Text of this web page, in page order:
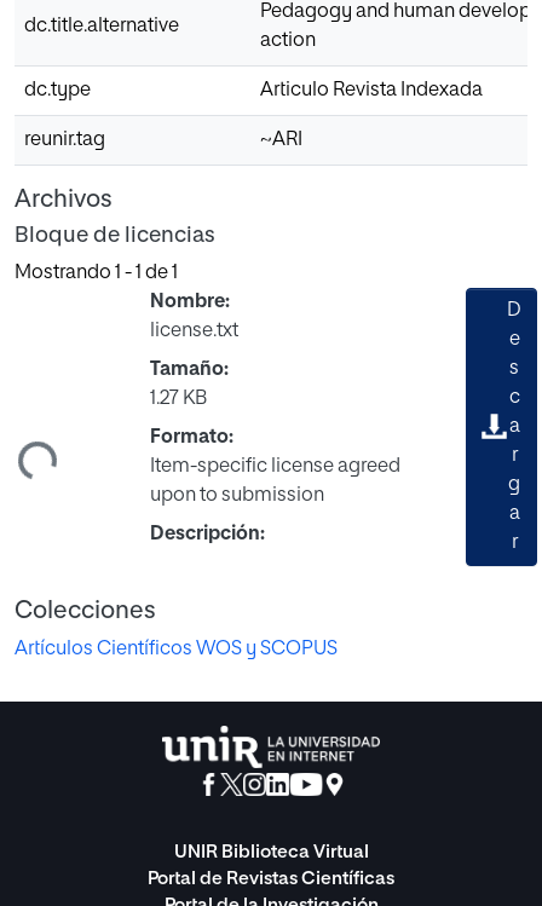
dc.title.alternative
Pedagogy and human
action
dc.type Articulo Revista Indexada
reunir.tag ~ARI
Archivos
Bloque de licencias
Mostrando 1 - 1 de 1
Nombre:
license.txt
Tamaño:
1.27 KB
Formato:
Item-specific license agreed
upon to submission
Descripción:
D
e
s
c
a
r
g
a
r
Colecciones
Artículos Científicos WOS y SCOPUS
UNIR Biblioteca Virtual
Portal de Revistas Científicas